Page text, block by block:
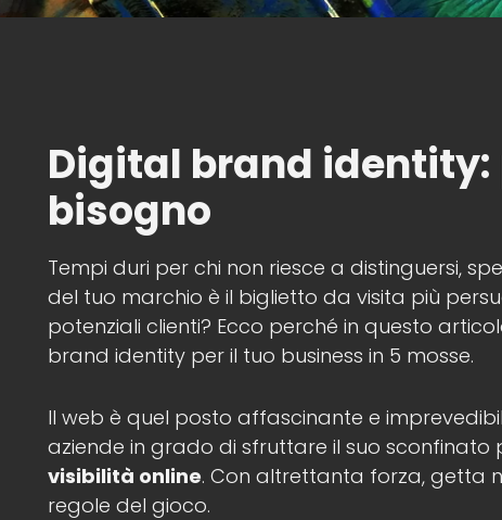
Digital brand identity:
bisogno
Tempi duri per chi non riesce a distinguersi,
del tuo marchio è il biglietto da visita più
potenziali clienti? Ecco perché in questo
brand identity per il tuo business in 5 mosse.
Il web è quel posto affascinante e
aziende in grado di sfruttare il suo
visibilità online. Con altrettanta forza, getta
regole del gioco.